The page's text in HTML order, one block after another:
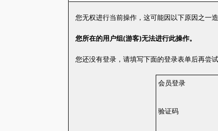
您无权进行当前操作，这可能因以下原因之一
您所在的用户组(游客)无法进行此操作。
您还没有登录，请填写下面的登录表单后再尝
会员登录
验证码